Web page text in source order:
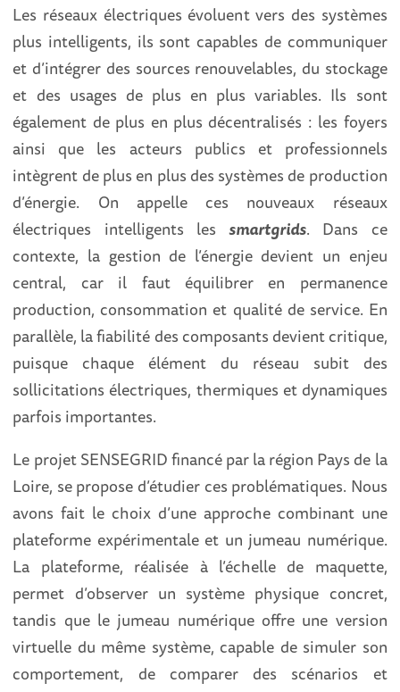
Les réseaux électriques évoluent vers des systèmes
plus intelligents, ils sont capables de communiquer
et d’intégrer des sources renouvelables, du stockage
et des usages de plus en plus variables. Ils sont
également de plus en plus décentralisés : les foyers
ainsi que les acteurs publics et professionnels
intègrent de plus en plus des systèmes de production
d’énergie. On appelle ces nouveaux réseaux
électriques intelligents lessmartgrids. Dans ce
contexte, la gestion de l’énergie devient un enjeu
central, car il faut équilibrer en permanence
production, consommation et qualité de service. En
parallèle, la fiabilité des composants devient critique,
puisque chaque élément du réseau subit des
sollicitations électriques, thermiques et dynamiques
parfois importantes.
Le projet SENSEGRID financé par la région Pays de la
Loire, se propose d’étudier ces problématiques. Nous
avons fait le choix d’une approche combinant une
plateforme expérimentale et un jumeau numérique.
La plateforme, réalisée à l’échelle de maquette,
permet d’observer un système physique concret,
tandis que le jumeau numérique offre une version
virtuelle du même système, capable de simuler son
comportement, de comparer des scénarios et